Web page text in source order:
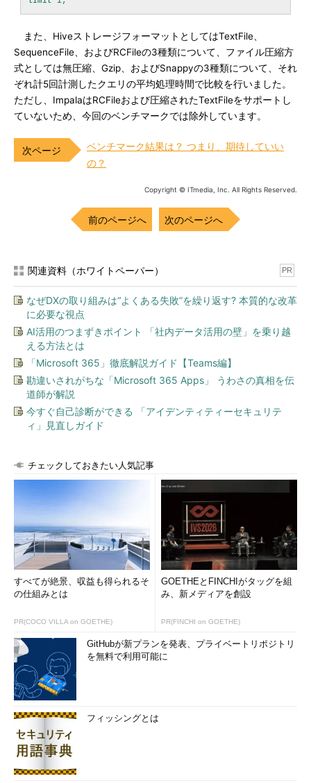
また、HiveストレージフォーマットとしてはTextFile、
SequenceFile、およびRCFileの3種類について、ファイル圧縮方
式としては無圧縮、Gzip、およびSnappyの3種類について、それ
ぞれ計5回計測したクエリの平均処理時間で比較を行いました。
ただし、ImpalaはRCFileおよび圧縮されたTextFileをサポートし
ていないため、今回のベンチマークでは除外しています。
ベンチマーク結果は？ つまり、期待していい
の？
Copyright © ITmedia, Inc. All Rights Reserved.
前のページへ 次のページへ
関連資料（ホワイトペーパー） PR
なぜDXの取り組みは“よくある失敗”を繰り返す? 本質的な改革
に必要な視点
AI活用のつまずきポイント 「社内データ活用の壁」を乗り越
える方法とは
「Microsoft 365」徹底解説ガイド【Teams編】
勘違いされがちな「Microsoft 365 Apps」 うわさの真相を伝
道師が解説
今すぐ自己診断ができる 「アイデンティティーセキュリテ
ィ」見直しガイド
チェックしておきたい人気記事
すべてが絶景、収益も得られるそ
の仕組みとは
PR(COCO VILLA on GOETHE)
GOETHEとFINCHIがタッグを組
み、新メディアを創設
PR(FINCHI on GOETHE)
GitHubが新プランを発表、プライベートリポジトリ
を無料で利用可能に
フィッシングとは